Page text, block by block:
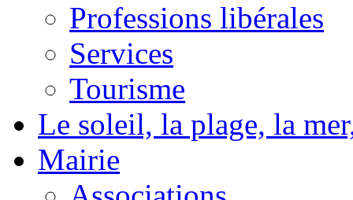
Professions libérales
Services
Tourisme
Le soleil, la plage, la
Mairie